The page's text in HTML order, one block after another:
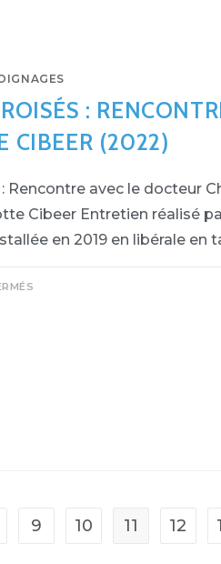
:
CIBEER (2022)
Rencontre avec le docteur
Cibeer Entretien réalisé
en 2019 en libérale en
9 10 11 12